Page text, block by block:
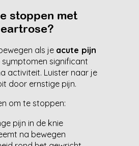
stoppen met
als je acute pijn
significant
activiteit. Luister naar je
door ernstige pijn.
om te stoppen:
pijn in de knie
na bewegen